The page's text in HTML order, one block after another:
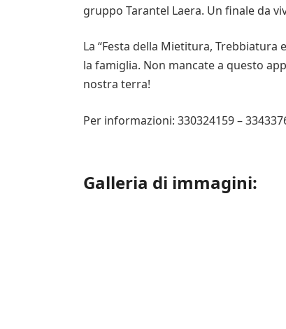
gruppo Tarantel Laera. Un finale da
La “Festa della Mietitura,
la famiglia. Non mancate a questo
nostra terra!
Per informazioni: 330324159 –
Galleria di immagini: